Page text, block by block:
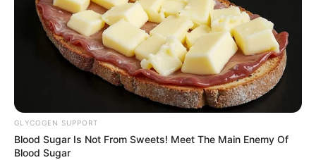
GLYCOGEN SUPPORT
Blood Sugar Is Not From Sweets! Meet The Main Enemy Of
Blood Sugar